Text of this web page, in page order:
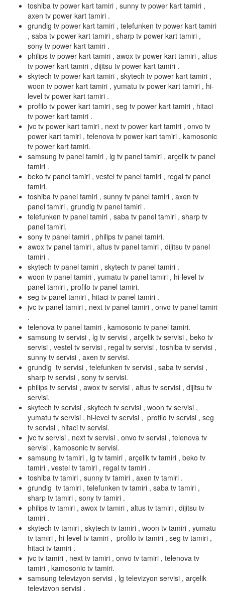
toshiba tv power kart tamiri , sunny tv power kart tamiri ,
axen tv power kart tamiri .
grundig tv power kart tamiri , telefunken tv power kart tamiri
, saba tv power kart tamiri , sharp tv power kart tamiri ,
sony tv power kart tamiri .
philips tv power kart tamiri , awox tv power kart tamiri , altus
tv power kart tamiri , dijitsu tv power kart tamiri .
skytech tv power kart tamiri , skytech tv power kart tamiri ,
woon tv power kart tamiri , yumatu tv power kart tamiri , hi-
level tv power kart tamiri .
profilo tv power kart tamiri , seg tv power kart tamiri , hitaci
tv power kart tamiri .
jvc tv power kart tamiri , next tv power kart tamiri , onvo tv
power kart tamiri , telenova tv power kart tamiri , kamosonic
tv power kart tamiri.
samsung tv panel tamiri , lg tv panel tamiri , arçelik tv panel
tamiri .
beko tv panel tamiri , vestel tv panel tamiri , regal tv panel
tamiri.
toshiba tv panel tamiri , sunny tv panel tamiri , axen tv
panel tamiri , grundig tv panel tamiri .
telefunken tv panel tamiri , saba tv panel tamiri , sharp tv
panel tamiri.
sony tv panel tamiri , philips tv panel tamiri.
awox tv panel tamiri , altus tv panel tamiri , dijitsu tv panel
tamiri .
skytech tv panel tamiri , skytech tv panel tamiri .
woon tv panel tamiri , yumatu tv panel tamiri , hi-level tv
panel tamiri , profilo tv panel tamiri.
seg tv panel tamiri , hitaci tv panel tamiri .
jvc tv panel tamiri , next tv panel tamiri , onvo tv panel tamiri
.
telenova tv panel tamiri , kamosonic tv panel tamiri.
samsung tv servisi , lg tv servisi , arçelik tv servisi , beko tv
servisi , vestel tv servisi , regal tv servisi , toshiba tv servisi ,
sunny tv servisi , axen tv servisi.
grundig tv servisi , telefunken tv servisi , saba tv servisi ,
sharp tv servisi , sony tv servisi.
philips tv servisi , awox tv servisi , altus tv servisi , dijitsu tv
servisi.
skytech tv servisi , skytech tv servisi , woon tv servisi ,
yumatu tv servisi , hi-level tv servisi , profilo tv servisi , seg
tv servisi , hitaci tv servisi.
jvc tv servisi , next tv servisi , onvo tv servisi , telenova tv
servisi , kamosonic tv servisi.
samsung tv tamiri , lg tv tamiri , arçelik tv tamiri , beko tv
tamiri , vestel tv tamiri , regal tv tamiri .
toshiba tv tamiri , sunny tv tamiri , axen tv tamiri .
grundig tv tamiri , telefunken tv tamiri , saba tv tamiri ,
sharp tv tamiri , sony tv tamiri .
philips tv tamiri , awox tv tamiri , altus tv tamiri , dijitsu tv
tamiri .
skytech tv tamiri , skytech tv tamiri , woon tv tamiri , yumatu
tv tamiri , hi-level tv tamiri , profilo tv tamiri , seg tv tamiri ,
hitaci tv tamiri .
jvc tv tamiri , next tv tamiri , onvo tv tamiri , telenova tv
tamiri , kamosonic tv tamiri.
samsung televizyon servisi , lg televizyon servisi , arçelik
televizyon servisi .